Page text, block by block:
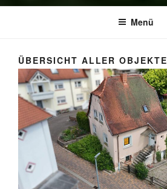
Menü
ÜBERSICHT ALLER OBJEKTE